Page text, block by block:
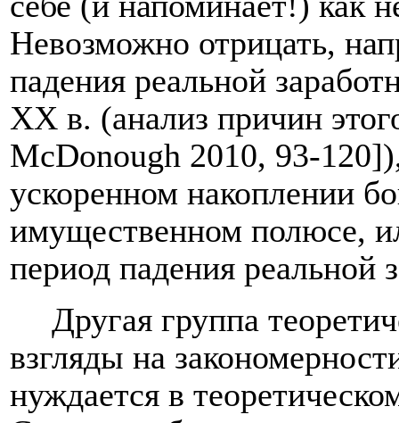
Невозможно отрицать,
падения реальной
ХХ в. (анализ причин
McDonough 2010,
ускоренном накоплении
имущественном полюсе,
период падения реальной
Другая группа
взгляды на
нуждается в